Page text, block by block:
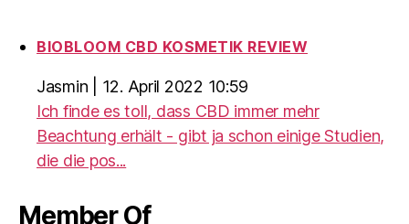
BIOBLOOM CBD KOSMETIK REVIEW
Jasmin
12. April 2022 10:59
Ich finde es toll, dass CBD immer mehr
Beachtung erhält - gibt ja schon einige Studien,
die die pos...
Member Of